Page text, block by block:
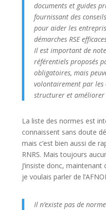
documents et guides
fournissant des
pour aider les
démarches RSE
Il est important de
référentiels proposés
obligatoires, mais
volontairement par
structurer et améliorer
La liste des normes est
connaissent sans doute
mais c’est bien aussi de
RNRS. Mais toujours
J’insiste donc,
je voulais parler de
Il n’existe pas de